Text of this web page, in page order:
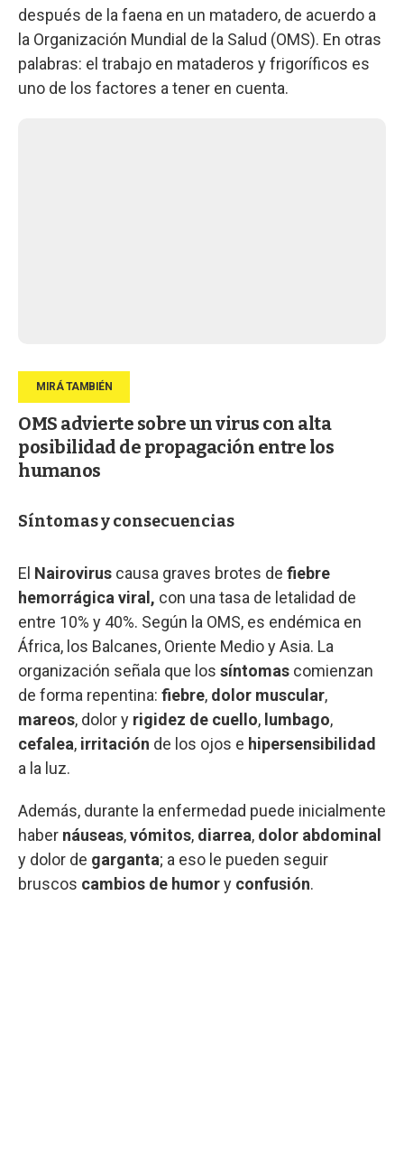
después de la faena en un matadero, de acuerdo a
la Organización Mundial de la Salud (OMS). En otras
palabras: el trabajo en mataderos y frigoríficos es
uno de los factores a tener en cuenta.
OMS advierte sobre un virus con alta
posibilidad de propagación entre los
humanos
Síntomas y consecuencias
El Nairovirus causa graves brotes de fiebre
hemorrágica viral, con una tasa de letalidad de
entre 10% y 40%. Según la OMS, es endémica en
África, los Balcanes, Oriente Medio y Asia. La
organización señala que los síntomas comienzan
de forma repentina: fiebre, dolor muscular,
mareos, dolor y rigidez de cuello, lumbago,
cefalea, irritación de los ojos e hipersensibilidad
a la luz.
Además, durante la enfermedad puede inicialmente
haber náuseas,vómitos, diarrea, dolor abdominal
y dolor de garganta; a eso le pueden seguir
bruscos cambios de humory confusión.